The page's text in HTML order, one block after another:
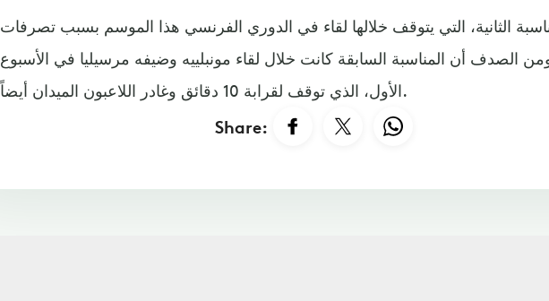
الثانية، التي يتوقف خلالها لقاء في الدوري الفرنسي هذا الموسم بسبب تصرفات
الصدف أن المناسبة السابقة كانت خلال لقاء مونبلييه وضيفه مرسيليا في الأسبوع
الأول، الذي توقف لقرابة 10 دقائق وغادر اللاعبون الميدان أيضاً.
Share: